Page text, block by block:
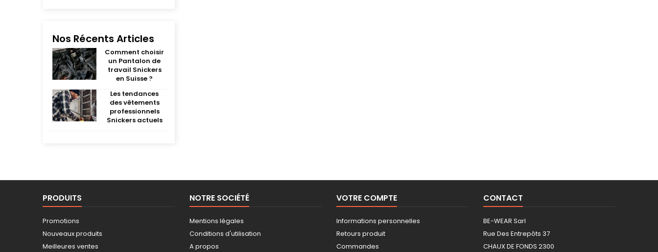
Nos Récents Articles
Comment choisir
un Pantalon de
travail Snickers
en Suisse ?
Les tendances
des vêtements
professionnels
Snickers actuels
PRODUITS
Promotions
Nouveaux produits
Meilleures ventes
NOTRE SOCIÉTÉ
Mentions légales
Conditions d'utilisation
A propos
VOTRE COMPTE
Informations personnelles
Retours produit
Commandes
CONTACT
BE-WEAR Sarl
Rue Des Entrepôts 37
CHAUX DE FONDS 2300